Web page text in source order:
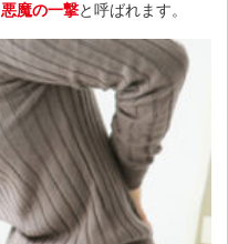
悪魔の一撃と呼ばれます。